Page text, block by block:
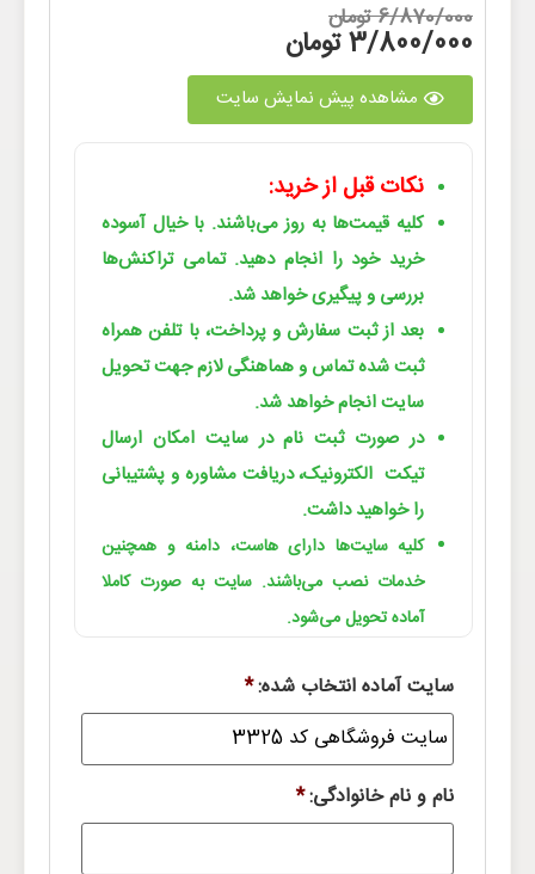
6/870/000 تومان
3/800/000 تومان
مشاهده پیش نمایش سایت
نکات قبل از خرید:
کلیه قیمت‌ها به روز می‌باشند. با خیال آسوده
خرید خود را انجام دهید. تمامی تراکنش‌ها
بررسی و پیگیری خواهد شد.
بعد از ثبت سفارش و پرداخت، با تلفن همراه
ثبت شده تماس و هماهنگی لازم جهت تحویل
سایت انجام خواهد شد.
در صورت ثبت نام در سایت امکان ارسال
تیکت الکترونیک، دریافت مشاوره و پشتیبانی
را خواهید داشت.
کلیه سایت‌ها دارای هاست، دامنه و همچنین
خدمات نصب می‌باشند. سایت به صورت کاملا
آماده تحویل می‌شود.
سایت آماده انتخاب شده:*
نام و نام خانوادگی:*